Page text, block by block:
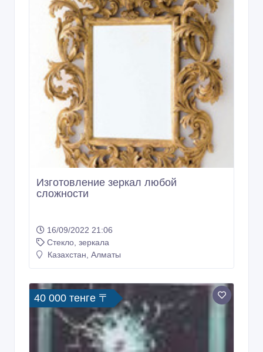
Изготовление зеркал любой
сложности
16/09/2022 21:06
Стекло, зеркала
Казахстан, Алматы
40 000 тенге 〒